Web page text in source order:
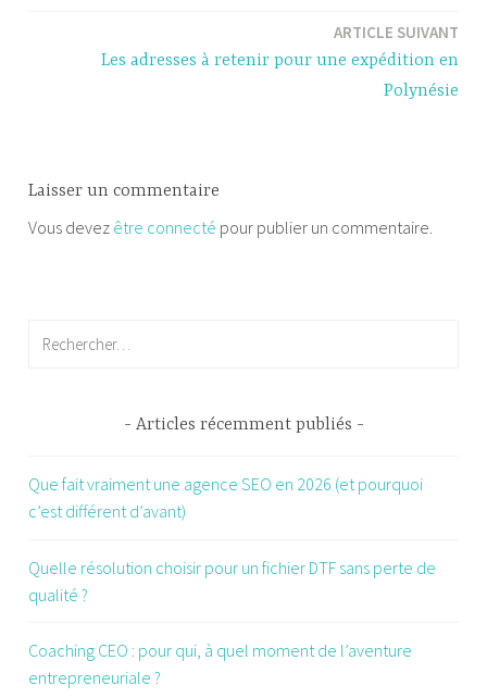
ARTICLE SUIVANT
Les adresses à retenir pour une expédition en
Polynésie
Laisser un commentaire
Vous devez être connecté pour publier un commentaire.
Articles récemment publiés
Que fait vraiment une agence SEO en 2026 (et pourquoi
c’est différent d’avant)
Quelle résolution choisir pour un fichier DTF sans perte de
qualité ?
Coaching CEO : pour qui, à quel moment de l’aventure
entrepreneuriale ?